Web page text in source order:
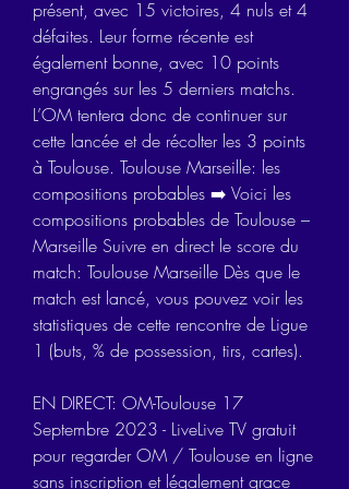
présent, avec 15 victoires, 4 nuls et 4
défaites. Leur forme récente est
également bonne, avec 10 points
engrangés sur les 5 derniers matchs.
L’OM tentera donc de continuer sur
cette lancée et de récolter les 3 points
à Toulouse. Toulouse Marseille: les
compositions probables ➡️ Voici les
compositions probables de Toulouse –
Marseille Suivre en direct le score du
match: Toulouse Marseille Dès que le
match est lancé, vous pouvez voir les
statistiques de cette rencontre de Ligue
1 (buts, % de possession, tirs, cartes).
EN DIRECT: OM-Toulouse 17
Septembre 2023 - LiveLive TV gratuit
pour regarder OM / Toulouse en ligne
sans inscription et légalement grace